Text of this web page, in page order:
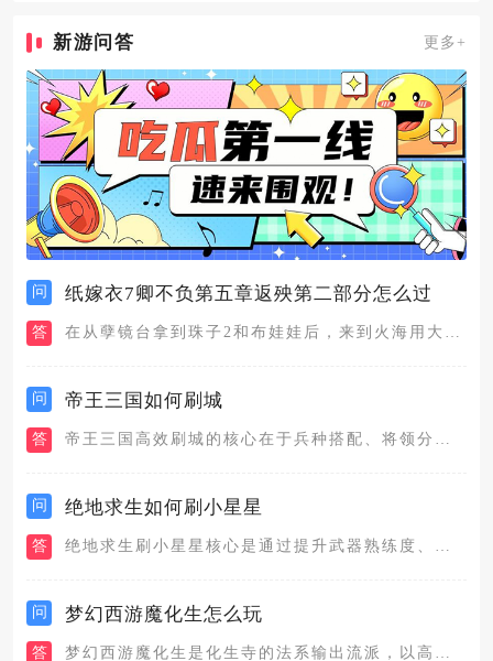
新游问答 更多+
问 纸嫁衣7卿不负第五章返殃第二部分怎么过
答
问 帝王三国如何刷城
答
问 绝地求生如何刷小星星
答
问 梦幻西游魔化生怎么玩
答